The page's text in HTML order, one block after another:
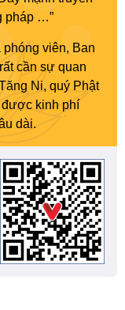
pháp …”
viên, Ban
cần sự quan
Ni, quý Phật
được kinh phí
dài.